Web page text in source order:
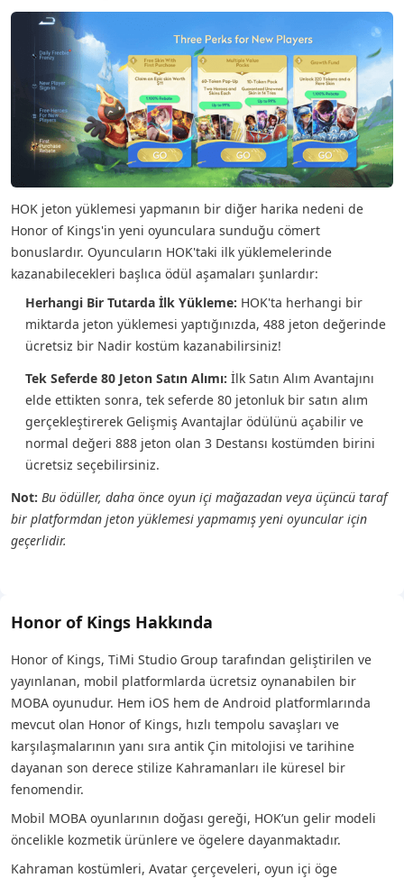
HOK jeton yüklemesi yapmanın bir diğer harika nedeni de
Honor of Kings'in yeni oyunculara sunduğu cömert
bonuslardır. Oyuncuların HOK'taki ilk yüklemelerinde
kazanabilecekleri başlıca ödül aşamaları şunlardır:
Herhangi Bir Tutarda İlk Yükleme: HOK'ta herhangi bir
miktarda jeton yüklemesi yaptığınızda, 488 jeton değerinde
ücretsiz bir Nadir kostüm kazanabilirsiniz!
Tek Seferde 80 Jeton Satın Alımı: İlk Satın Alım Avantajını
elde ettikten sonra, tek seferde 80 jetonluk bir satın alım
gerçekleştirerek Gelişmiş Avantajlar ödülünü açabilir ve
normal değeri 888 jeton olan 3 Destansı kostümden birini
ücretsiz seçebilirsiniz.
Not: Bu ödüller, daha önce oyun içi mağazadan veya üçüncü taraf
bir platformdan jeton yüklemesi yapmamış yeni oyuncular için
geçerlidir.
Honor of Kings Hakkında
Honor of Kings, TiMi Studio Group tarafından geliştirilen ve
yayınlanan, mobil platformlarda ücretsiz oynanabilen bir
MOBA oyunudur. Hem iOS hem de Android platformlarında
mevcut olan Honor of Kings, hızlı tempolu savaşları ve
karşılaşmalarının yanı sıra antik Çin mitolojisi ve tarihine
dayanan son derece stilize Kahramanları ile küresel bir
fenomendir.
Mobil MOBA oyunlarının doğası gereği, HOK’un gelir modeli
öncelikle kozmetik ürünlere ve ögelere dayanmaktadır.
Kahraman kostümleri, Avatar çerçeveleri, oyun içi öge